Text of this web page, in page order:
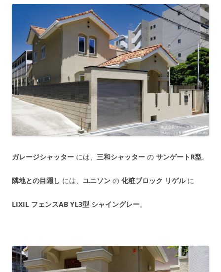
ガレージシャッター には、 三和シャッター の サンゲートR型。
隣地との目隠し には、 ユニソン の 化粧ブロック リゲルに
LIXIL フェンスAB YL3型 シャイングレー。